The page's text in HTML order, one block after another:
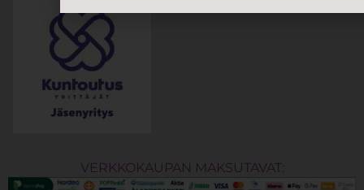
VERKKOKAUPAN MAKSUTAVAT: